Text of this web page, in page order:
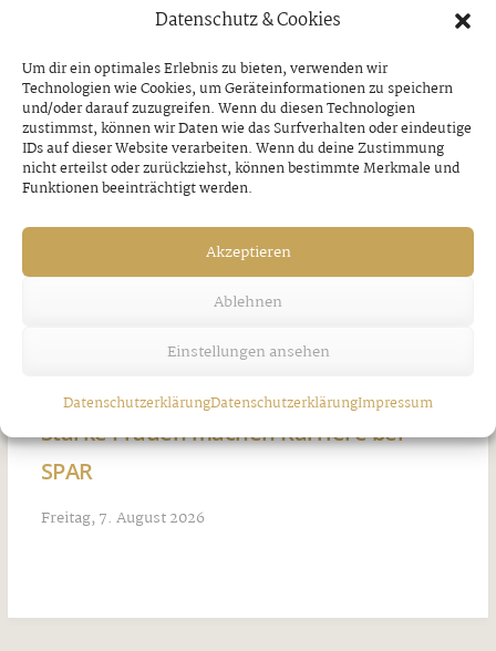
Datenschutz & Cookies
Um dir ein optimales Erlebnis zu bieten, verwenden wir
Technologien wie Cookies, um Geräteinformationen zu speichern
und/oder darauf zuzugreifen. Wenn du diesen Technologien
zustimmst, können wir Daten wie das Surfverhalten oder eindeutige
IDs auf dieser Website verarbeiten. Wenn du deine Zustimmung
nicht erteilst oder zurückziehst, können bestimmte Merkmale und
Funktionen beeinträchtigt werden.
Akzeptieren
Ablehnen
Einstellungen ansehen
DatenschutzerklärungDatenschutzerklärungImpressum
Freitag, 7. August 2026
Starke Frauen machen Karriere bei
SPAR
Freitag, 7. August 2026